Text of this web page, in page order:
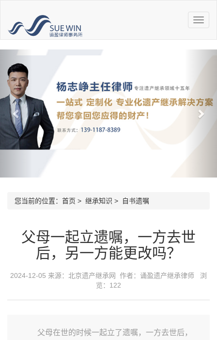
您当前的位置： 首页 > 继承知识 > 自书遗嘱
父母一起立遗嘱，一方去世
后，另一方能更改吗？
2024-12-05 来源： 北京遗产继承网
作者：诵盈遗产继承律师 浏
览：122
父母在世的时候一起立了遗嘱，一方去世后，